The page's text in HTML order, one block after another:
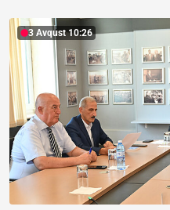
3 Avqust 10:26